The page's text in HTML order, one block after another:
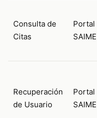
Consulta de
Citas
Portal
SAIME
Recuperación
de Usuario
Portal
SAIME